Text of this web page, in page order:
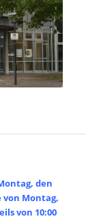
den
von Montag,
von 10:00